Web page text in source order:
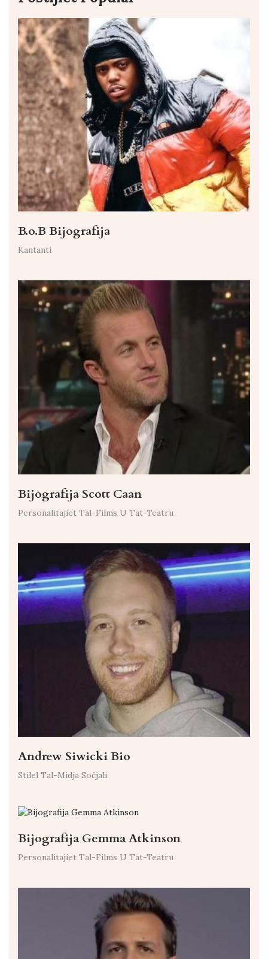
B.o.B Bijografija
Kantanti
Bijografija Scott Caan
Personalitajiet Tal-Films U Tat-Teatru
Andrew Siwicki Bio
Stilel Tal-Midja Soċjali
Bijografija Gemma Atkinson
Personalitajiet Tal-Films U Tat-Teatru